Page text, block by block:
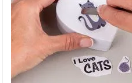
Telys lykt
Kreative kalendergaver hobby
Kreative kalendergaver kort
Kreative kalendergaver for barna